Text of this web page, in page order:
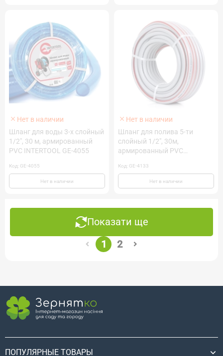
Нет в наличии
Шланг для воды 3-х слойный
1/2", 30 м, армированный
PVC INTERTOOL GE-4055
Код: GE-4055
Нет в наличии
Нет в наличии
Шланг для полива 5-ти
слойный 1/2", 30м,
армированный PVC
Код: GE-4133
Нет в наличии
Показати ще
1
2
ПОПУЛЯРНЫЕ ТОВАРЫ